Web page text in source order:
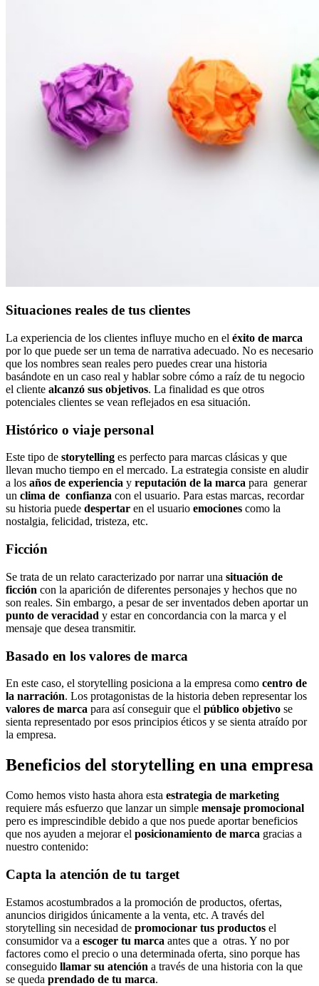
Situaciones reales de tus clientes
La experiencia de los clientes influye mucho en el éxito de marca
por lo que puede ser un tema de narrativa adecuado. No es necesario
que los nombres sean reales pero puedes crear una historia
basándote en un caso real y hablar sobre cómo a raíz de tu negocio
el cliente alcanzó sus objetivos. La finalidad es que otros
potenciales clientes se vean reflejados en esa situación.
Histórico o viaje personal
Este tipo de storytelling es perfecto para marcas clásicas y que
llevan mucho tiempo en el mercado. La estrategia consiste en aludir
a los años de experiencia y reputación de la marca para generar
un clima de confianza con el usuario. Para estas marcas, recordar
su historia puede despertar en el usuario emociones como la
nostalgia, felicidad, tristeza, etc.
Ficción
Se trata de un relato caracterizado por narrar una situación de
ficción con la aparición de diferentes personajes y hechos que no
son reales. Sin embargo, a pesar de ser inventados deben aportar un
punto de veracidad y estar en concordancia con la marca y el
mensaje que desea transmitir.
Basado en los valores de marca
En este caso, el storytelling posiciona a la empresa como centro de
la narración. Los protagonistas de la historia deben representar los
valores de marca para así conseguir que el público objetivo se
sienta representado por esos principios éticos y se sienta atraído por
la empresa.
Beneficios del storytelling en una empresa
Como hemos visto hasta ahora esta estrategia de marketing
requiere más esfuerzo que lanzar un simple mensaje promocional
pero es imprescindible debido a que nos puede aportar beneficios
que nos ayuden a mejorar el posicionamiento de marca gracias a
nuestro contenido:
Capta la atención de tu target
Estamos acostumbrados a la promoción de productos, ofertas,
anuncios dirigidos únicamente a la venta, etc. A través del
storytelling sin necesidad de promocionar tus productos el
consumidor va a escoger tu marca antes que a otras. Y no por
factores como el precio o una determinada oferta, sino porque has
conseguido llamar su atención a través de una historia con la que
se queda prendado de tu marca.